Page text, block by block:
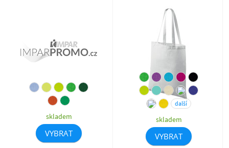
páskouzpevněný ramenní
ševzboží II. jakosti, na zboží II.
jakosti se nevztahuje reklamace,
skladem
VYBRAT
pro nošení v ruce i přes
ramenokřížové prošití popruhů
pro vyšší odolnostrozměry tašky
42 x 38 cm, popruhy 60 x 2,5
cmzměna názvu produktu - v
novým názvem
další
skladem
VYBRAT